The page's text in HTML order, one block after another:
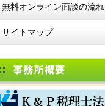
無料オンライン面談の流れ
サイトマップ